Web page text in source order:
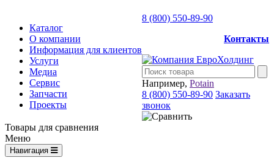
Каталог
О компании
Информация для клиентов
Услуги
Медиа
Сервис
Запчасти
Проекты
8 (800) 550-89-90
Контакты
Например, Potain
8 (800) 550-89-90 Заказать
звонок
Товары для сравнения
Меню
Навигация